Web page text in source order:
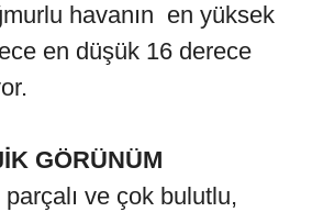
havanın en yüksek
en düşük 16 derece
GÖRÜNÜM
ve çok bulutlu,